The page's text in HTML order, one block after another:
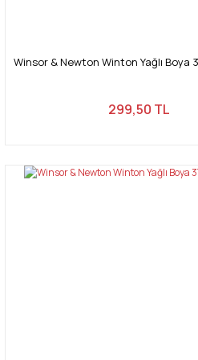
Winsor & Newton Winton Yağlı Boya
299,50 TL